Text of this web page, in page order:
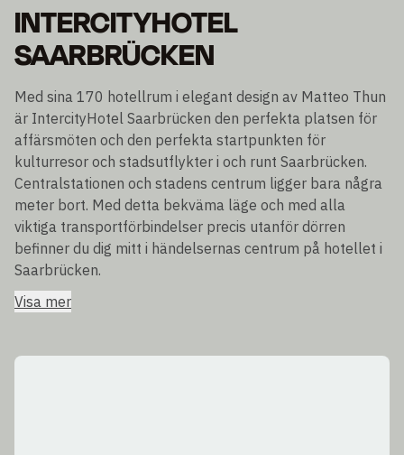
INTERCITYHOTEL
SAARBRÜCKEN
Med sina 170 hotellrum i elegant design av Matteo Thun
är IntercityHotel Saarbrücken den perfekta platsen för
affärsmöten och den perfekta startpunkten för
kulturresor och stadsutflykter i och runt Saarbrücken.
Centralstationen och stadens centrum ligger bara några
meter bort. Med detta bekväma läge och med alla
viktiga transportförbindelser precis utanför dörren
befinner du dig mitt i händelsernas centrum på hotellet i
Saarbrücken.
Visa mer